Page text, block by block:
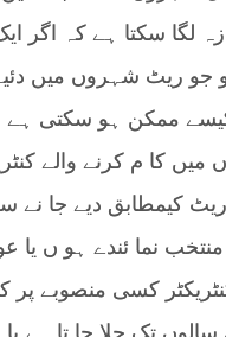
لگا سکتا ہے کہ اگر
کو جو ریٹ شہروں میں
ممکن ہو سکتی ہے
کا م کرنے والے
کیمطابق دیے جا نے
منتخب نما ئندے ہو ں
کسی منصوبے پر